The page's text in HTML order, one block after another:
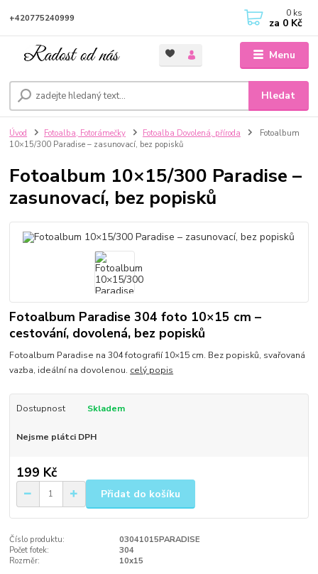
Menu
Hledat
+420775240999 0 ks
za 0 Kč
Úvod Fotoalba, Fotorámečky Fotoalba Dovolená, příroda
Fotoalbum
10×15/300 Paradise – zasunovací, bez popisků
Fotoalbum 10×15/300 Paradise –
zasunovací, bez popisků
Fotoalbum Paradise 304 foto 10×15 cm –
cestování, dovolená, bez popisků
Fotoalbum Paradise na 304 fotografií 10×15 cm. Bez popisků, svařovaná
vazba, ideální na dovolenou. celý popis
Dostupnost Skladem
Nejsme plátci DPH
199 Kč
Přidat do košíku
Číslo produktu:
03041015PARADISE
Počet fotek:
304
Rozměr:
10x15